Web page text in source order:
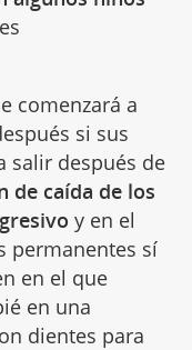
comenzará a
si sus
salir después de
de caída de los
y en el
permanentes sí
en el que
en una
dientes para